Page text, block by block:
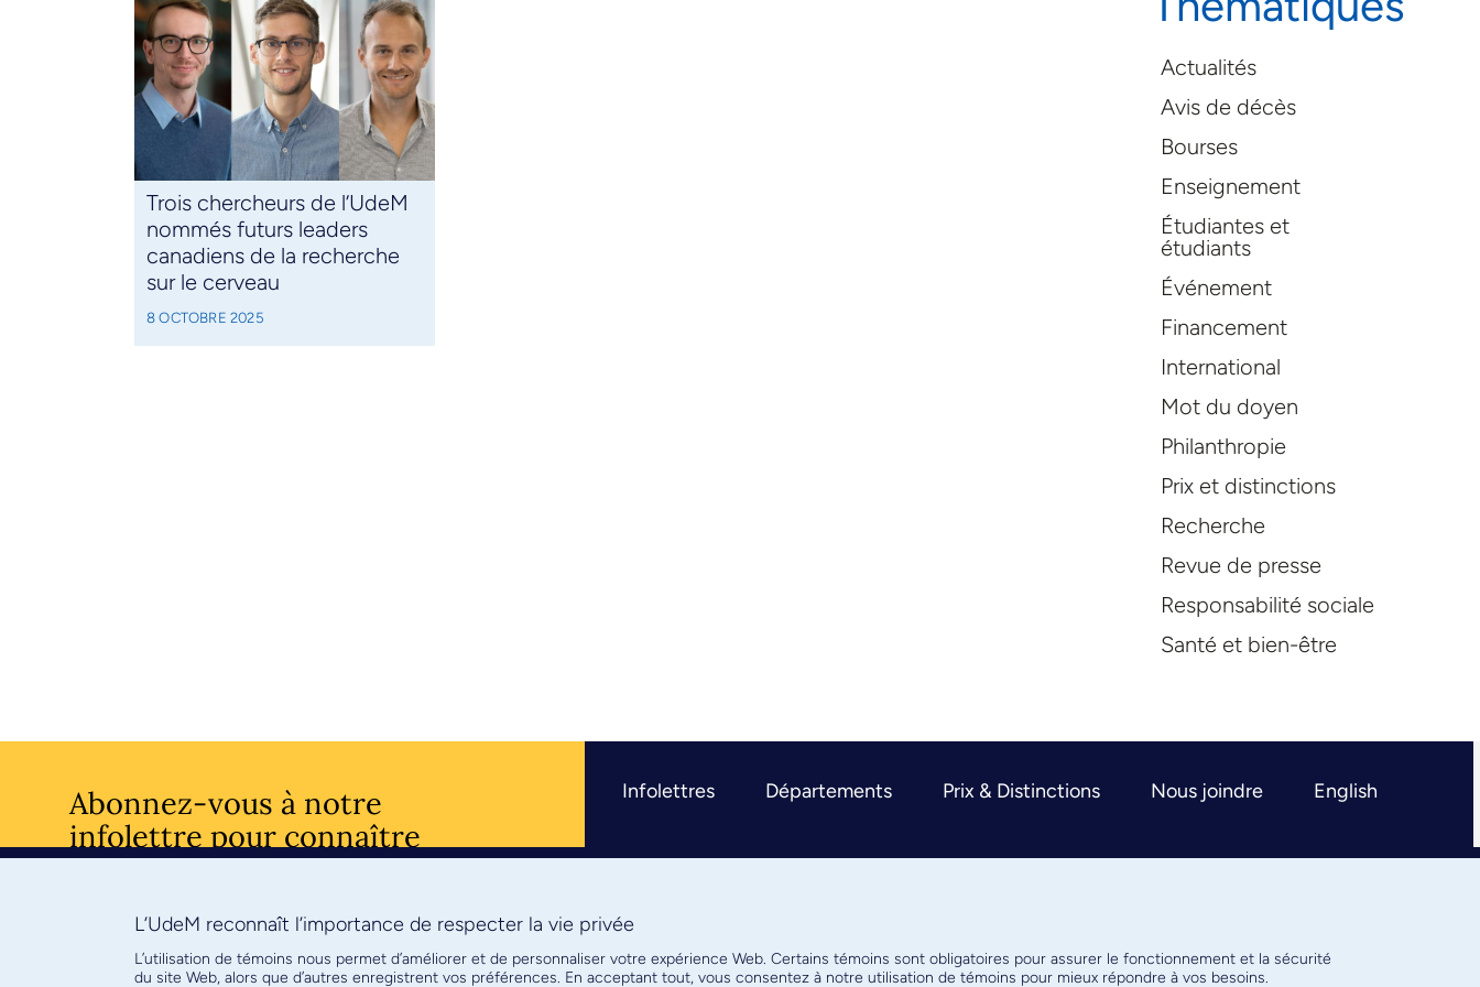
Trois chercheurs de l’UdeM
nommés futurs leaders
canadiens de la recherche
sur le cerveau
8 OCTOBRE 2025
Actualités
Avis de décès
Bourses
Enseignement
Étudiantes et
étudiants
Événement
Financement
International
Mot du doyen
Philanthropie
Prix et distinctions
Recherche
Revue de presse
Responsabilité sociale
Santé et bien-être
Abonnez-vous à notre
infolettre pour connaître
l’actualité facultaire
S'ABONNER
Infolettres Départements Prix & Distinctions Nous joindre English
L’UdeM reconnaît l’importance de respecter la vie privée
L’utilisation de témoins nous permet d’améliorer et de personnaliser votre expérience Web. Certains témoins sont obligatoires pour assurer le fonctionnement et la sécurité
du site Web, alors que d’autres enregistrent vos préférences. En acceptant tout, vous consentez à notre utilisation de témoins pour mieux répondre à vos besoins.